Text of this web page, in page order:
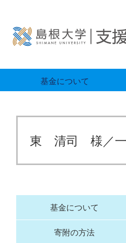
基金について
東 清司 様／一
基金について
寄附の方法